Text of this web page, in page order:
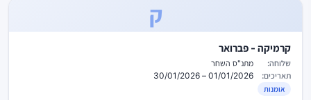
ק
קרמיקה - פברואר
שלוחה:
מתנ"ס השחר
תאריכים:
01/01/2026 – 30/01/2026
אומנות